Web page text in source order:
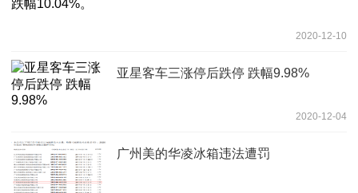
2020-12-10
亚星客车三涨停后跌停 跌幅9.98%
2020-12-04
广州美的华凌冰箱违法遭罚